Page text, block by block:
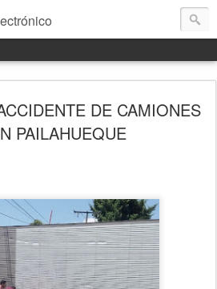
DE CAMIONES
PAILAHUEQUE